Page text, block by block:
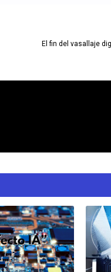
El fin del vasallaje